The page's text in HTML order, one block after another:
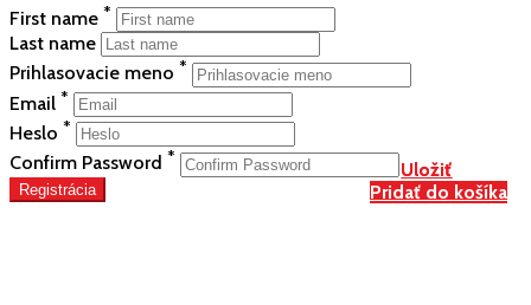
Uložiť
Pridať do košíka
Uložiť
Pridať do košíka
First name *
Last name
Prihlasovacie meno *
Email *
Heslo *
Confirm Password *
Registrácia